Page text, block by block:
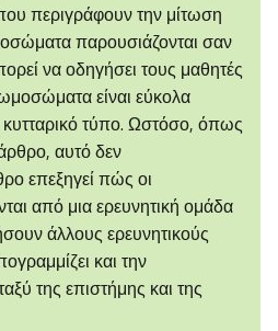
περιγράφουν την μίτωση
παρουσιάζονται σαν
να οδηγήσει τους μαθητές
είναι εύκολα
τύπο. Ωστόσο, όπως
αυτό δεν
επεξηγεί πώς οι
από μια ερευνητική ομάδα
άλλους ερευνητικούς
και την
της επιστήμης και της